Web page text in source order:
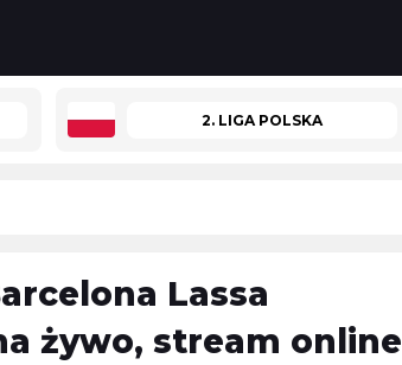
2. LIGA POLSKA
Eredivisie (Liga Holenderska)
Lassa
żywo, stream online